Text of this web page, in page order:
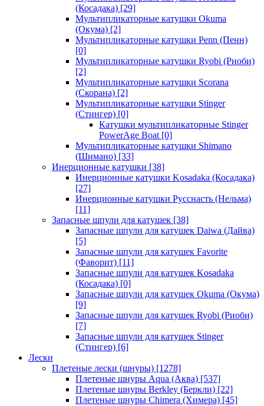
(Косадака) [29]
Мультипликаторные катушки Okuma
(Окума) [2]
Мультипликаторные катушки Penn (Пенн)
[0]
Мультипликаторные катушки Ryobi (Риоби)
[2]
Мультипликаторные катушки Scorana
(Скорана) [2]
Мультипликаторные катушки Stinger
(Стингер) [0]
Катушки мультипликаторные Stinger
PowerAge Boat [0]
Мультипликаторные катушки Shimano
(Шимано) [33]
Инерционные катушки [38]
Инерционные катушки Kosadaka (Косадака)
[27]
Инерционные катушки Русснасть (Нельма)
[11]
Запасные шпули для катушек [38]
Запасные шпули для катушек Daiwa (Дайва)
[5]
Запасные шпули для катушек Favorite
(Фаворит) [11]
Запасные шпули для катушек Kosadaka
(Косадака) [0]
Запасные шпули для катушек Okuma (Окума)
[9]
Запасные шпули для катушек Ryobi (Риоби)
[7]
Запасные шпули для катушек Stinger
(Стингер) [6]
Лески
Плетеные лески (шнуры) [1278]
Плетеные шнуры Aqua (Аква) [537]
Плетеные шнуры Berkley (Беркли) [22]
Плетеные шнуры Chimera (Химера) [45]